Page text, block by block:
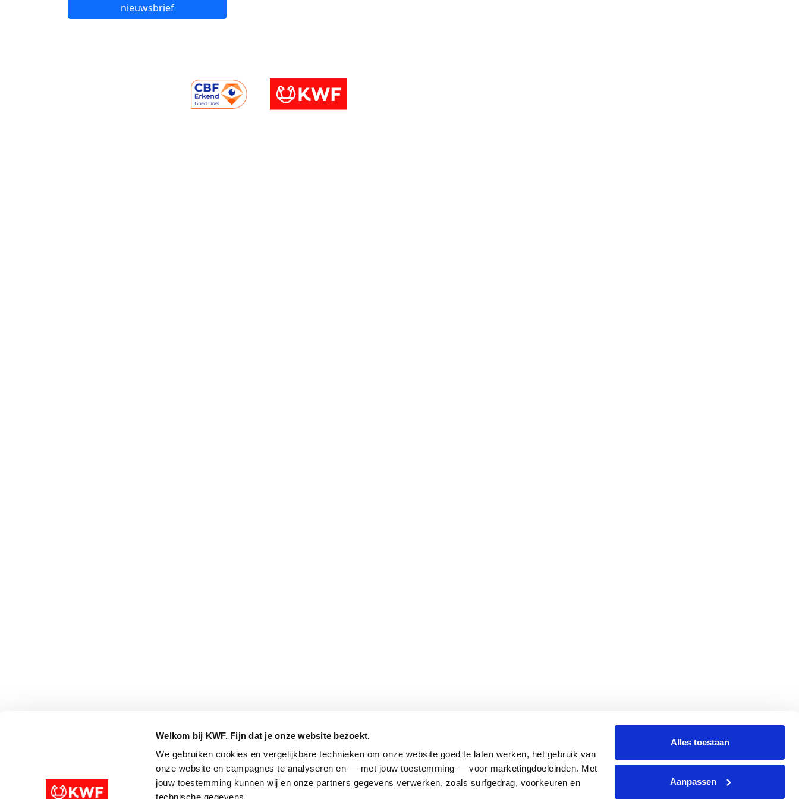
Welkom bij KWF. Fijn dat je onze website bezoekt.
We gebruiken cookies en vergelijkbare technieken om onze website goed te laten werken, het gebruik van
onze website en campagnes te analyseren en — met jouw toestemming — voor marketingdoeleinden. Met
jouw toestemming kunnen wij en onze partners gegevens verwerken, zoals surfgedrag, voorkeuren en
Alles toestaan
Aanpassen
nieuwsbrief